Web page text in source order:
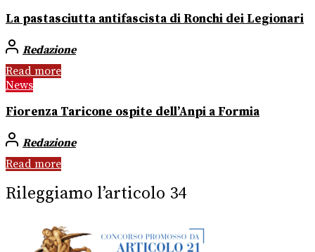
La pastasciutta antifascista di Ronchi dei Legionari
Redazione
Read more
News
Fiorenza Taricone ospite dell’Anpi a Formia
Redazione
Read more
Rileggiamo l’articolo 34